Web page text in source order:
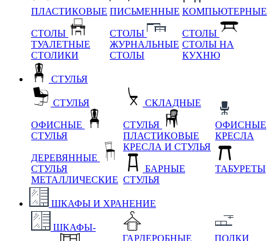
ПЛАСТИКОВЫЕ
СТОЛЫ
ТУАЛЕТНЫЕ
СТОЛИКИ
ПИСЬМЕННЫЕ
СТОЛЫ
ЖУРНАЛЬНЫЕ
СТОЛЫ
КОМПЬЮТЕРНЫЕ
СТОЛЫ
СТОЛЫ НА
КУХНЮ
СТУЛЬЯ
СТУЛЬЯ
ОФИСНЫЕ
СТУЛЬЯ
ДЕРЕВЯННЫЕ
СТУЛЬЯ
МЕТАЛЛИЧЕСКИЕ
СКЛАДНЫЕ
СТУЛЬЯ
ПЛАСТИКОВЫЕ
КРЕСЛА И СТУЛЬЯ
БАРНЫЕ
СТУЛЬЯ
ОФИСНЫЕ
КРЕСЛА
ТАБУРЕТЫ
ШКАФЫ И ХРАНЕНИЕ
ШКАФЫ-
ГАРДЕРОБНЫЕ
ПОЛКИ